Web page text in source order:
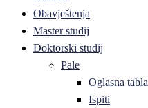
Obavještenja
Master studij
Doktorski studij
Pale
Oglasna tabla
Ispiti